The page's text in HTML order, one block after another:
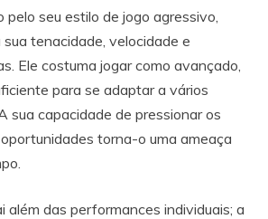
seu estilo de jogo agressivo,
tenacidade, velocidade e
Ele costuma jogar como avançado,
para se adaptar a vários
sua capacidade de pressionar os
torna-o uma ameaça
além das performances individuais; a